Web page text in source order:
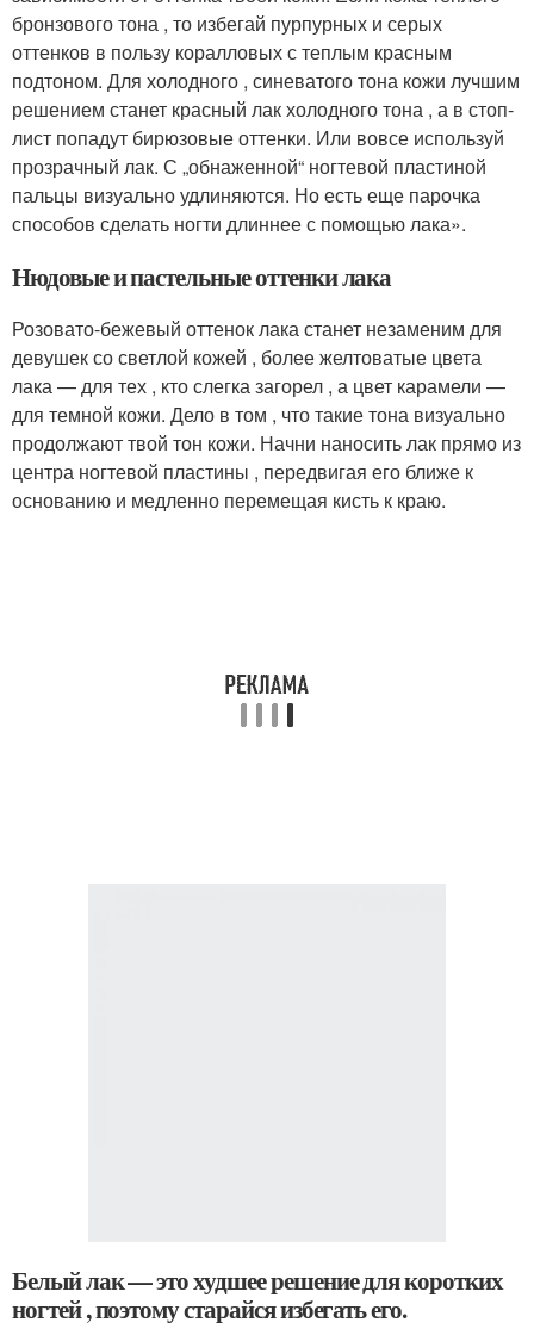
бронзового тона , то избегай пурпурных и серых
оттенков в пользу коралловых с теплым красным
подтоном. Для холодного , синеватого тона кожи лучшим
решением станет красный лак холодного тона , а в стоп-
лист попадут бирюзовые оттенки. Или вовсе используй
прозрачный лак. С „обнаженной“ ногтевой пластиной
пальцы визуально удлиняются. Но есть еще парочка
способов сделать ногти длиннее с помощью лака».
Нюдовые и пастельные оттенки лака
Розовато-бежевый оттенок лака станет незаменим для
девушек со светлой кожей , более желтоватые цвета
лака — для тех , кто слегка загорел , а цвет карамели —
для темной кожи. Дело в том , что такие тона визуально
продолжают твой тон кожи. Начни наносить лак прямо из
центра ногтевой пластины , передвигая его ближе к
основанию и медленно перемещая кисть к краю.
Белый лак — это худшее решение для коротких
ногтей , поэтому старайся избегать его.